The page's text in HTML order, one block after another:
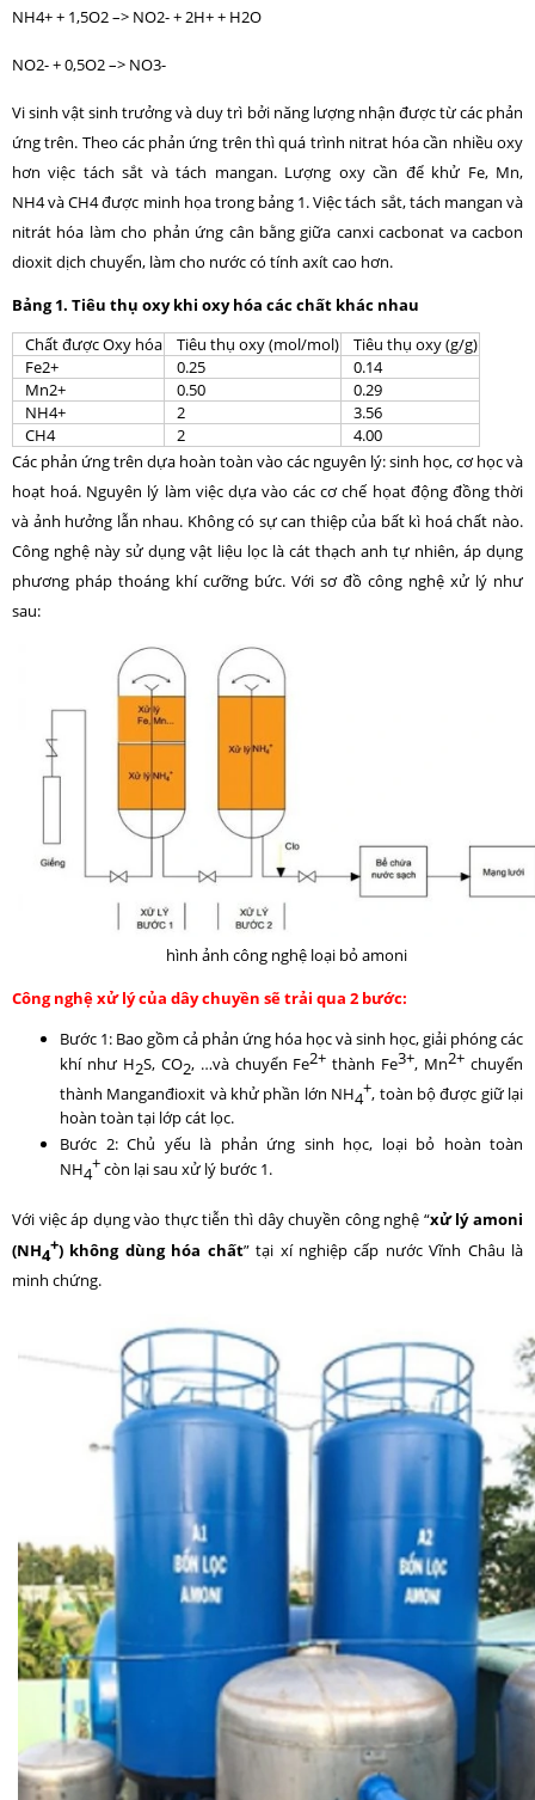
NH­­­­­4+ + 1,5O2 –> NO2- + 2H+ + H2O
NO­­­­­2- + 0,5O2 –> NO3-
Vi sinh vật sinh trưởng và duy trì bởi năng lượng nhận được từ các phản
ứng trên. Theo các phản ứng trên thì quá trình nitrat hóa cần nhiều oxy
hơn việc tách sắt và tách mangan. Lượng oxy cần để khử Fe, Mn,
NH4 và CH4 được minh họa trong bảng 1. Việc tách sắt, tách mangan và
nitrát hóa làm cho phản ứng cân bằng giữa canxi cacbonat va cacbon
dioxit dịch chuyển, làm cho nước có tính axít cao hơn.
Bảng 1. Tiêu thụ oxy khi oxy hóa các chất khác nhau
Chất được Oxy hóa
Tiêu thụ oxy (mol/mol)
Tiêu thụ oxy (g/g)
Fe2+
0.25
0.14
Mn2+
0.50
0.29
NH4+
2
3.56
CH4
2
4.00
Các phản ứng trên dựa hoàn toàn vào các nguyên lý: sinh học, cơ học và
hoạt hoá. Nguyên lý làm việc dựa vào các cơ chế họat động đồng thời
và ảnh hưởng lẫn nhau. Không có sự can thiệp của bất kì hoá chất nào.
Công nghệ này sử dụng vật liệu lọc là cát thạch anh tự nhiên, áp dụng
phương pháp thoáng khí cưỡng bức. Với sơ đồ công nghệ xử lý như
sau:
hình ảnh công nghệ loại bỏ amoni
Công nghệ xử lý của dây chuyền sẽ trải qua 2 bước:
Bước 1: Bao gồm cả phản ứng hóa học và sinh học, giải phóng các
khí như H2S, CO2, …và chuyển Fe2+ thành Fe3+, Mn2+ chuyển
thành Manganđioxit và khử phần lớn NH4+, toàn bộ được giữ lại
hoàn toàn tại lớp cát lọc.
Bước 2: Chủ yếu là phản ứng sinh học, loại bỏ hoàn toàn
NH4+còn lại sau xử lý bước 1.
Với việc áp dụng vào thực tiễn thì dây chuyền công nghệ “xử lý amoni
(NH4+) không dùng hóa chất” tại xí nghiệp cấp nước Vĩnh Châu là
minh chứng.